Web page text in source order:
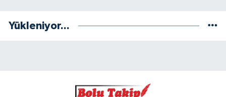
Yükleniyor...